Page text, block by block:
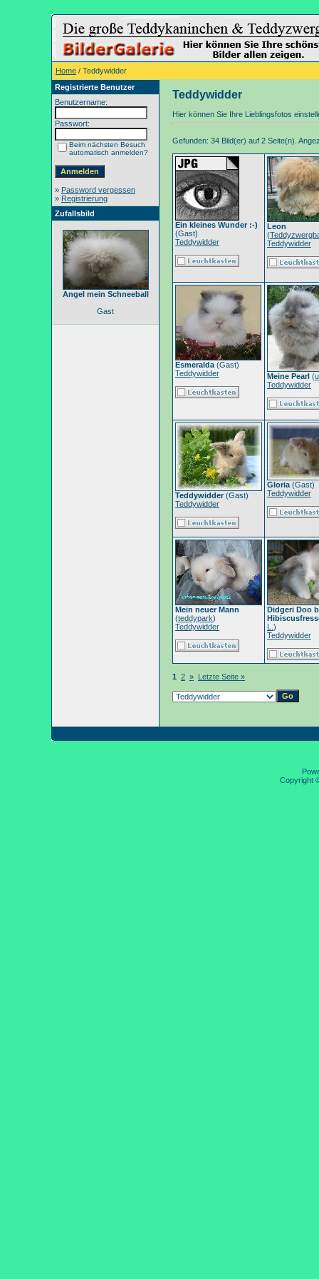
Home / Teddywidder
Registrierte Benutzer
Benutzername:
Passwort:
Beim nächsten Besuch
automatisch anmelden?
» Password vergessen
» Registrierung
Zufallsbild
Angel mein Schneeball
Gast
Teddywidder
Hier können Sie Ihre Lieblingsfotos
Gefunden: 34 Bild(er) auf 2 Seite(n).
Ein kleines Wunder :-)
(Gast)
Teddywidder
Leon
(
Teddywidder
Esmeralda (Gast)
Teddywidder
Meine Pearl (
Teddywidder
Teddywidder(Gast)
Teddywidder
Gloria (Gast)
Teddywidder
Mein neuer Mann
(teddypark)
Teddywidder
Didgeri Doo
L. )
Teddywidder
1 2 » Letzte Seite »
Copyright